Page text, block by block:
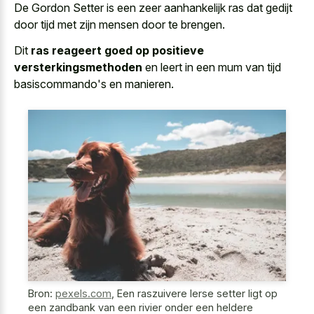
De Gordon Setter is een zeer aanhankelijk ras dat gedijt
door tijd met zijn mensen door te brengen.
Dit ras reageert goed op positieve
versterkingsmethoden en leert in een mum van tijd
basiscommando's en manieren.
Bron: pexels.com Een raszuivere Ierse setter ligt op
een zandbank van een rivier onder een heldere